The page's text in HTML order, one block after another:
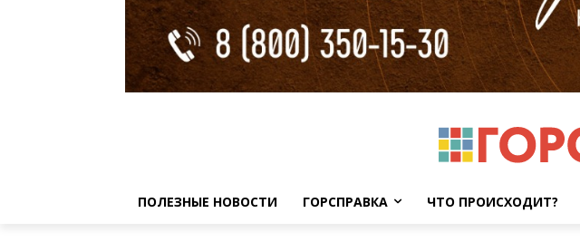
ПОЛЕЗНЫЕ НОВОСТИ ГОРСПРАВКА ЧТО ПРОИСХОДИТ?